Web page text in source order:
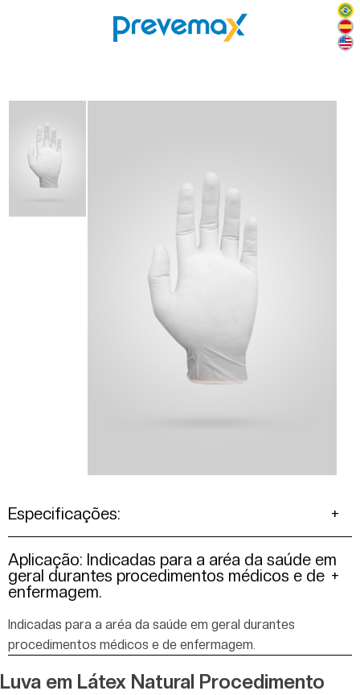
Especificações:
Aplicação: Indicadas para a aréa da saúde em
geral durantes procedimentos médicos e de
enfermagem.
Indicadas para a aréa da saúde em geral durantes
procedimentos médicos e de enfermagem.
Luva em Látex Natural Procedimento